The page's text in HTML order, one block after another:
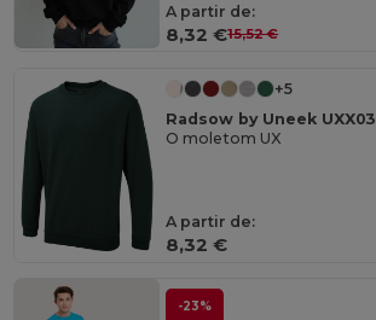
A partir de:
8,32 €15,52 €
+5
Radsow by Uneek UXX03
O moletom UX
A partir de:
8,32 €
-23%